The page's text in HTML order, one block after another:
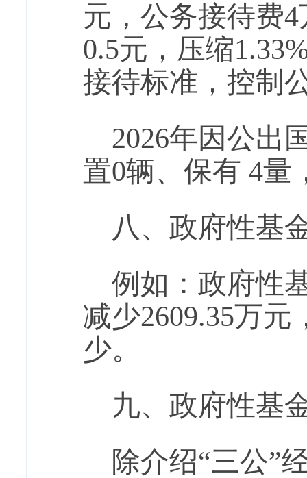
元，公务接待费
0.5元，压缩
接待标准，控制
2026年因公出
置0辆、保有 4
八、政府性基
例如：政府性
减少2609.35万
少。
九、政府性基
除介绍“三公”